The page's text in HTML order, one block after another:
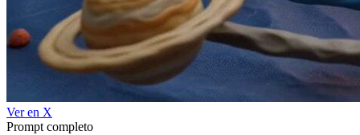
Ver en X
Prompt completo